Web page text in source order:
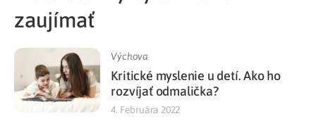
zaujímať
Výchova
Kritické myslenie u detí. Ako ho
rozvíjať odmalička?
4. Februára 2022